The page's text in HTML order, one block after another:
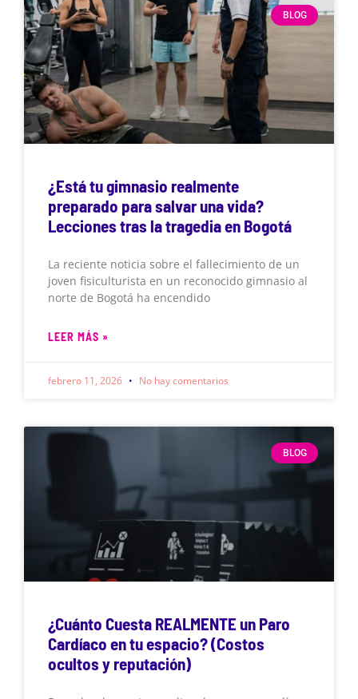
BLOG
¿Está tu gimnasio realmente
preparado para salvar una vida?
Lecciones tras la tragedia en Bogotá
La reciente noticia sobre el fallecimiento de un
joven fisiculturista en un reconocido gimnasio al
norte de Bogotá ha encendido
LEER MÁS »
febrero 11, 2026 No hay comentarios
BLOG
¿Cuánto Cuesta REALMENTE un Paro
Cardíaco en tu espacio? (Costos
ocultos y reputación)